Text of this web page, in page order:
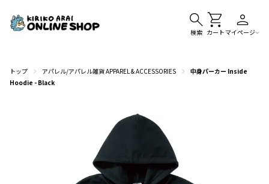
検索 カート マイページ
トップ アパレル/アパレル雑貨 APPAREL & ACCESSORIES
中身パーカー Inside
Hoodie - Black